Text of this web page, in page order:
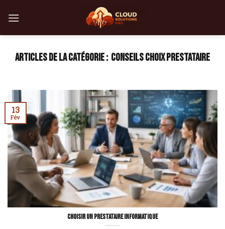
CONSEILS CHOIX PRESTATAIRE
Choisir un prestataire informatique
13
Fév